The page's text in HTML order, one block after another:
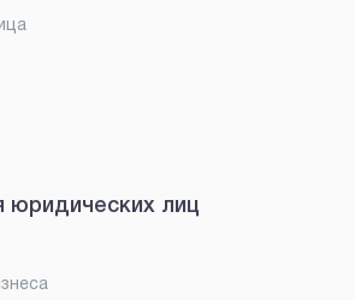
юридических лиц